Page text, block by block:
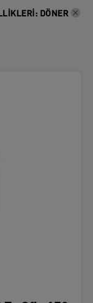
: DÖNER